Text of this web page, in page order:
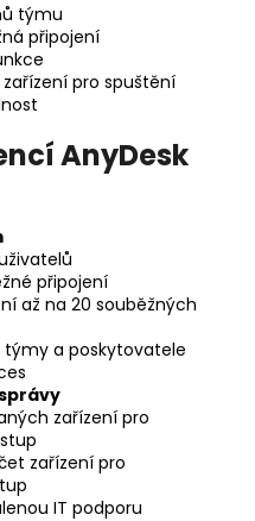
týmu
připojení
pro spuštění
AnyDesk
připojení
až na 20 souběžných
týmy a poskytovatele
zařízení pro
zařízení pro
IT podporu